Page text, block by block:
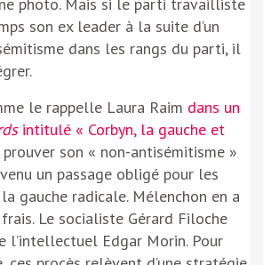
photo. Mais si le parti travailliste
son ex leader à la suite d’un
dans les rangs du parti, il
le rappelle Laura Raim dans un
intitulé « Corbyn, la gauche et
prouver son « non-antisémitisme »
un passage obligé pour les
gauche radicale. Mélenchon en a
Le socialiste Gérard Filoche
l’intellectuel Edgar Morin. Pour